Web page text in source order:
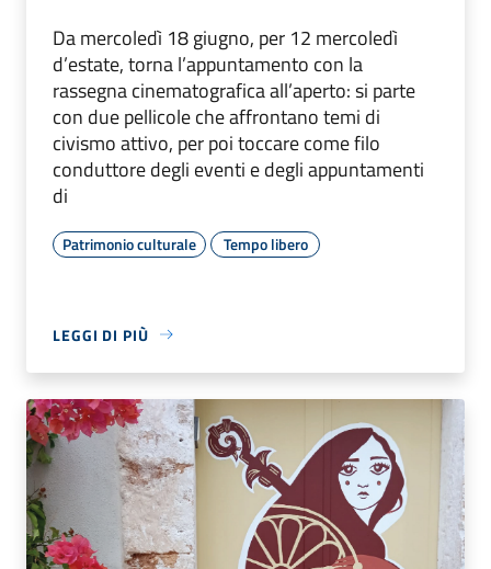
Da mercoledì 18 giugno, per 12 mercoledì
d’estate, torna l’appuntamento con la
rassegna cinematografica all’aperto: si parte
con due pellicole che affrontano temi di
civismo attivo, per poi toccare come filo
conduttore degli eventi e degli appuntamenti
di
Patrimonio culturale Tempo libero
LEGGI DI PIÙ